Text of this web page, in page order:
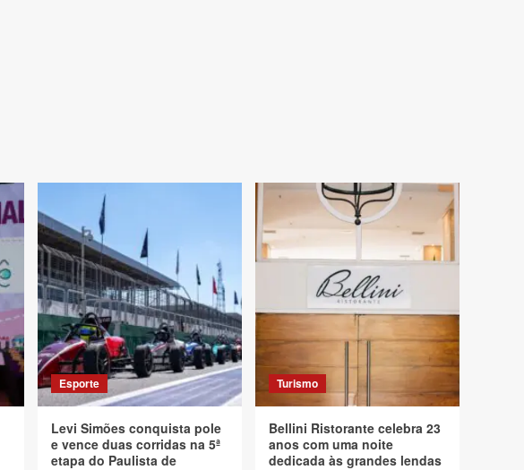
Esporte
Levi Simões conquista pole
e vence duas corridas na 5ª
etapa do Paulista de
Turismo
Bellini Ristorante celebra 23
anos com uma noite
dedicada às grandes lendas